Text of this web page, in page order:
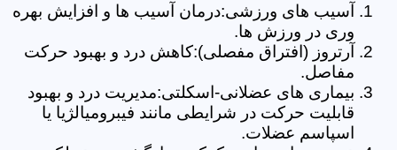
آسیب های ورزشی:درمان آسیب ها و افزایش بهره
وری در ورزش ها.
آرتروز (افتراق مفصلی):کاهش درد و بهبود حرکت
مفاصل.
بیماری های عضلانی-اسکلتی:مدیریت درد و بهبود
قابلیت حرکت در شرایطی مانند فیبرومیالژیا یا
اسپاسم عضلات.